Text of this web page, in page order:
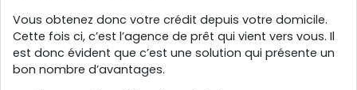
Vous obtenez donc votre crédit depuis votre domicile.
Cette fois ci, c’est l’agence de prêt qui vient vers vous. Il
est donc évident que c’est une solution qui présente un
bon nombre d’avantages.